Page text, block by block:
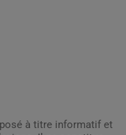
à titre informatif et